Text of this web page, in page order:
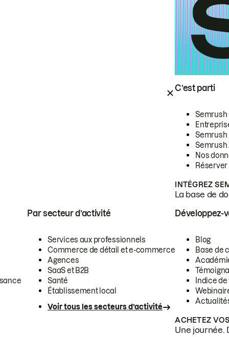
C’est parti
Semrush
Semrush
Semrush
Nos
INTÉGREZ
La base de
Par secteur d’activité
Services aux professionnels
Commerce de détail et e-commerce
Agences
SaaS et B2B
Santé
Établissement local
Voir tous les secteurs d’activité
Développez-
Blog
Base de
Indice
ACHETEZ
Une journée.